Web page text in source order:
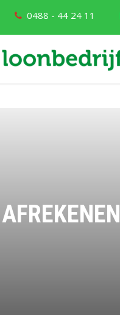
0488 - 44 24 11
AFREKENEN